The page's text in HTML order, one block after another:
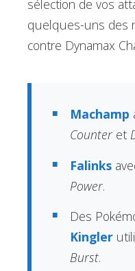
sélection de vos
quelques-uns des
contre Dynamax
Machamp
Counter et
Falinks
Power.
Des
Kingler
Burst.